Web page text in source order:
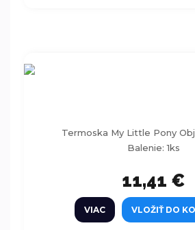
Termoska My Little Pony
Balenie: 1ks
11,41 €
VIAC VLOŽIŤ DO